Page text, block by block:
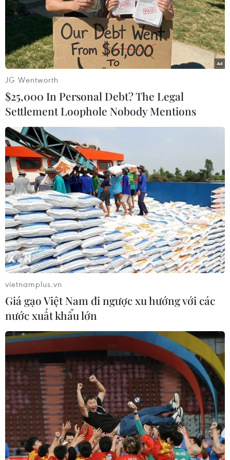
Người Việt tại Séc quyên góp hơn 2 tỷ
đồng ủng hộ miền Trung
03/11/2016 13:58
Đại sứ Trương Mạnh Sơn cho biết, số tiền mà cộng đồng
người Việt tại Séc đóng góp cho quỹ giúp đỡ đồng bào
miền Trung bằng nhiều kênh đã hơn 2 tỷ đồng và con
số còn tăng lên hàng ngày.
Mưa lũ miền Trung: Thêm 3 người bị nước
cuốn trôi khi di chuyển
07/12/2016 08:09
JG Wentworth
$25,000 In Personal Debt? The Legal
Settlement Loophole Nobody Mentions
vietnamplus.vn
Giá gạo Việt Nam đi ngược xu hướng với các
nước xuất khẩu lớn